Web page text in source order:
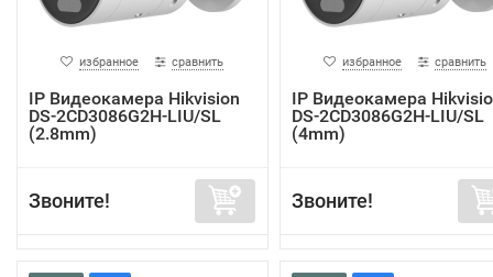
избранное сравнить
IP Видеокамера Hikvision
DS-2CD3086G2H-LIU/SL
(2.8mm)
Звоните!
избранное сравнить
IP Видеокамера
DS-2CD3086G2H-LIU/SL
(4mm)
Звоните!